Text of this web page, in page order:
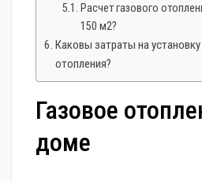
Расчет газового
150 м2?
Каковы затраты на установку
отопления?
Газовое
доме